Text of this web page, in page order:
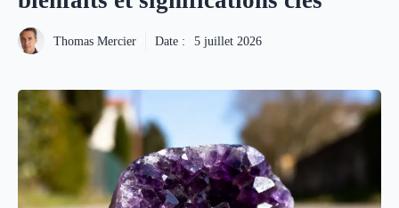
Thomas Mercier Date : 5 juillet 2026